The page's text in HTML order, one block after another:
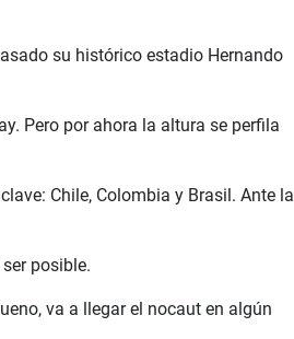
su histórico estadio Hernando
Pero por ahora la altura se perfila
Chile, Colombia y Brasil. Ante la
posible.
va a llegar el nocaut en algún